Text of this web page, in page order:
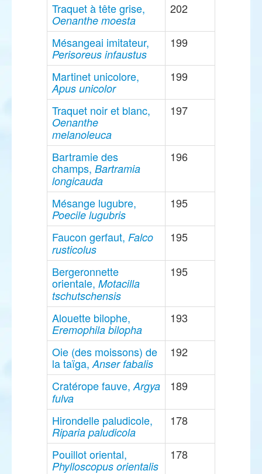
Traquet à tête grise,
Oenanthe moesta
202
Mésangeai imitateur,
Perisoreus infaustus
199
Martinet unicolore,
Apus unicolor
199
Traquet noir et blanc,
Oenanthe
melanoleuca
197
Bartramie des
champs, Bartramia
longicauda
196
Mésange lugubre,
Poecile lugubris
195
Faucon gerfaut, Falco
rusticolus
195
Bergeronnette
orientale, Motacilla
tschutschensis
195
Alouette bilophe,
Eremophila bilopha
193
Oie (des moissons) de
la taïga, Anser fabalis
192
Cratérope fauve, Argya
fulva
189
Hirondelle paludicole,
Riparia paludicola
178
Pouillot oriental,
Phylloscopus orientalis
178